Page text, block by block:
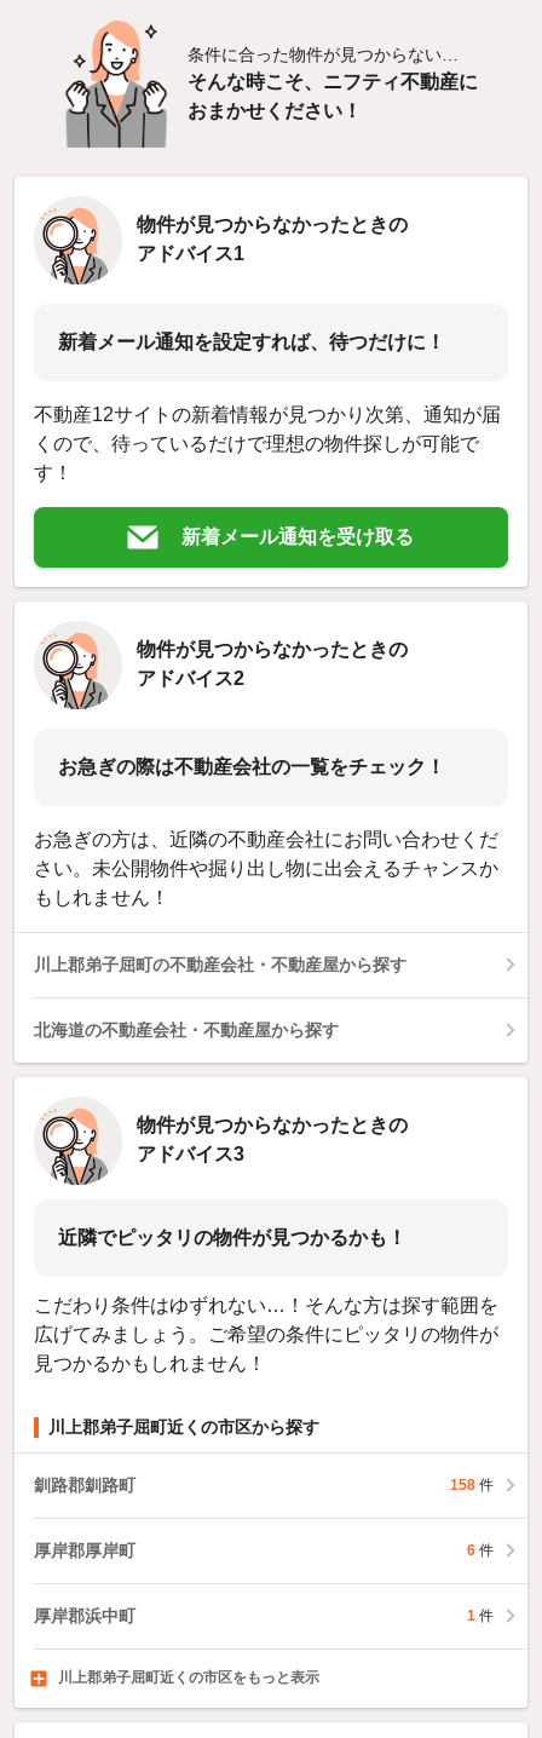
条件に合った物件が見つからない…
そんな時こそ、ニフティ不動産に
おまかせください！
物件が見つからなかったときの
アドバイス1
新着メール通知を設定すれば、待つだけに！
不動産12サイトの新着情報が見つかり次第、通知が届
くので、待っているだけで理想の物件探しが可能で
す！
新着メール通知を受け取る
物件が見つからなかったときの
アドバイス2
お急ぎの際は不動産会社の一覧をチェック！
お急ぎの方は、近隣の不動産会社にお問い合わせくだ
さい。未公開物件や掘り出し物に出会えるチャンスか
もしれません！
川上郡弟子屈町の不動産会社・不動産屋から探す
北海道の不動産会社・不動産屋から探す
物件が見つからなかったときの
アドバイス3
近隣でピッタリの物件が見つかるかも！
こだわり条件はゆずれない…！そんな方は探す範囲を
広げてみましょう。ご希望の条件にピッタリの物件が
見つかるかもしれません！
川上郡弟子屈町近くの市区から探す
釧路郡釧路町 158 件
厚岸郡厚岸町 6 件
厚岸郡浜中町 1 件
白糠郡白糠町8件
目梨郡羅臼町1件
札幌市中央区4,333 件
川上郡弟子屈町近くの市区をもっと表示